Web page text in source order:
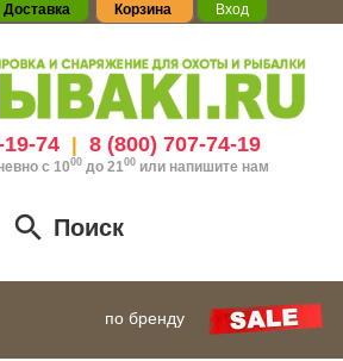
Доставка Корзина Вход
74| 8 (800) 707-74-19
с 1000до 21 00 или напишите нам
Поиск
по бренду